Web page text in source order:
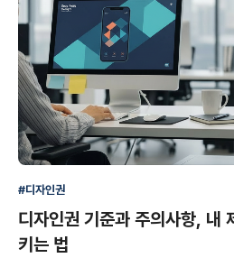
#디자인권
디자인권 기준과 주의사항, 내
키는 법